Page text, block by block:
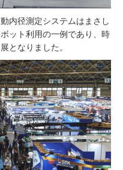
内径測定システムはまさし
ット利用の一例であり、時
となりました。